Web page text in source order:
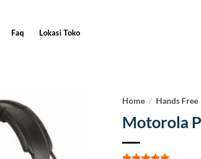
Faq Lokasi Toko
Home / Hands Free
Motorola